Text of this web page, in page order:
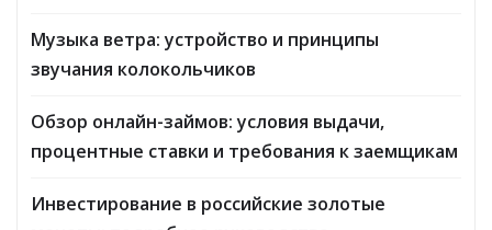
Музыка ветра: устройство и принципы
звучания колокольчиков
Обзор онлайн-займов: условия выдачи,
процентные ставки и требования к заемщикам
Инвестирование в российские золотые